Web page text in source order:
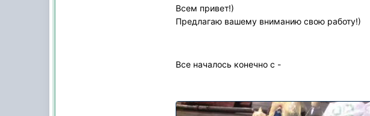
Всем привет!)
Предлагаю вашему вниманию свою работу!)
Все началось конечно с -